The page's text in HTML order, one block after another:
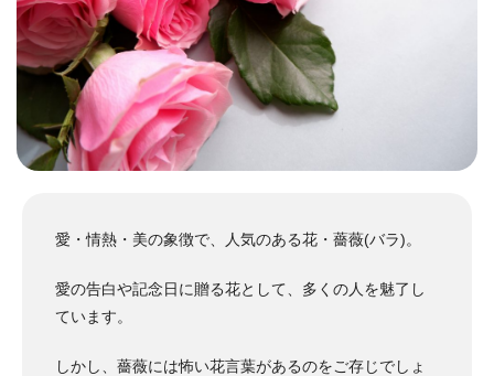
愛・情熱・美の象徴で、人気のある花・薔薇(バラ)。
愛の告白や記念日に贈る花として、多くの人を魅了し
ています。
しかし、薔薇には怖い花言葉があるのをご存じでしょ